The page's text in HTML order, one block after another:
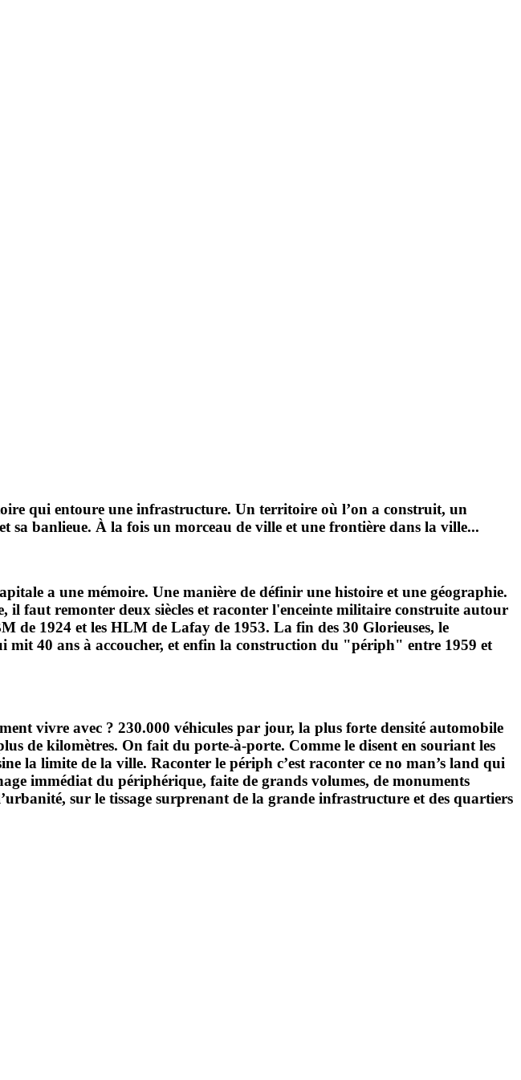
qui entoure une infrastructure. Un territoire où l’on a construit, un
sa banlieue. À la fois un morceau de ville et une frontière dans la ville...
a une mémoire. Une manière de définir une histoire et une géographie.
faut remonter deux siècles et raconter l'enceinte militaire construite autour
de 1924 et les HLM de Lafay de 1953. La fin des 30 Glorieuses, le
mit 40 ans à accoucher, et enfin la construction du "périph" entre 1959 et
vivre avec ? 230.000 véhicules par jour, la plus forte densité automobile
de kilomètres. On fait du porte-à-porte. Comme le disent en souriant les
la limite de la ville. Raconter le périph c’est raconter ce no man’s land qui
immédiat du périphérique, faite de grands volumes, de monuments
sur le tissage surprenant de la grande infrastructure et des quartiers